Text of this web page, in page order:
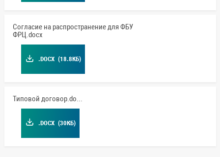
Согласие на распространение для ФБУ
ФРЦ.docx
.DOCX (18.8КБ)
Типовой договор.docx
.DOCX (30КБ)